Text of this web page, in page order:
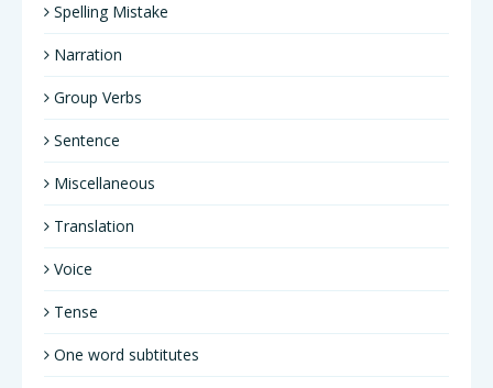
Spelling Mistake
Narration
Group Verbs
Sentence
Miscellaneous
Translation
Voice
Tense
One word subtitutes